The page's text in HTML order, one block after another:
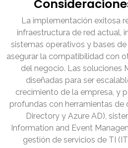
La implementación exitosa
infraestructura de red actual,
sistemas operativos y bases
asegurar la compatibilidad con
del negocio. Las soluciones
diseñadas para ser
crecimiento de la empresa, y
profundas con herramientas
Directory y Azure AD),
Information and Event
gestión de servicios de TI